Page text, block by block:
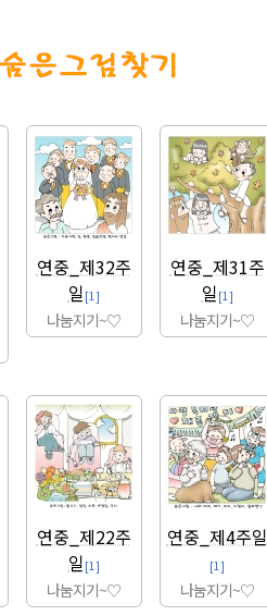
연중_제32주
일 [1]
나눔지기~♡
연중_제31주
일 [1]
나눔지기~♡
연중_제22주
일 [1]
나눔지기~♡
연중_제4주일
[1]
나눔지기~♡